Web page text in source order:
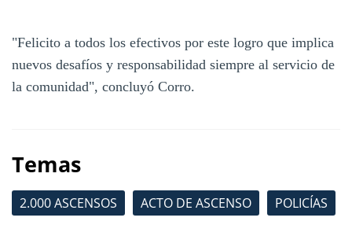
"Felicito a todos los efectivos por este logro que implica
nuevos desafíos y responsabilidad siempre al servicio de
la comunidad", concluyó Corro.
Temas
2.000 ASCENSOS ACTO DE ASCENSO POLICÍAS